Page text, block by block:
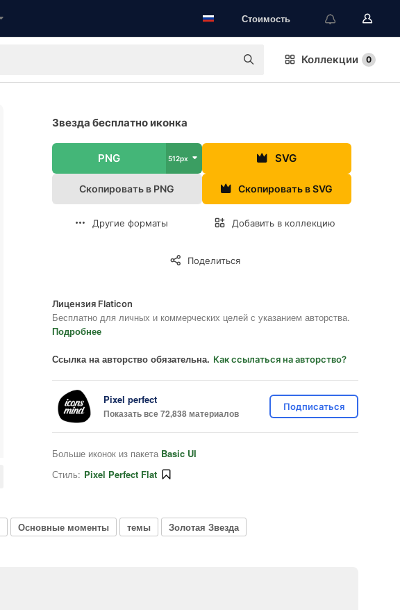
Стоимость
Коллекции 0
Звезда бесплатно иконка
PNG 512px SVG
Скопировать в PNG Скопировать в SVG
Другие форматы Добавить в коллекцию
Поделиться
Лицензия Flaticon
Бесплатно для личных и коммерческих целей с указанием авторства.
Подробнее
Ссылка на авторство обязательна. Как ссылаться на авторство?
Pixel perfect
Показать все 72,838 материалов
Подписаться
Больше иконок из пакета Basic UI
Стиль: Pixel Perfect Flat
Основные моменты темы Золотая Звезда